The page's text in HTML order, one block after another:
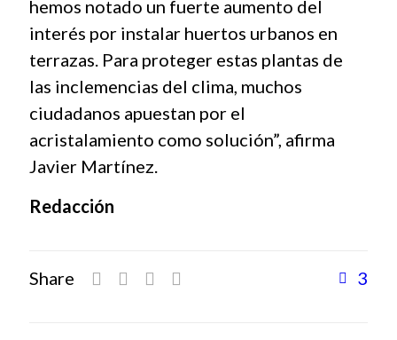
hemos notado un fuerte aumento del
interés por instalar huertos urbanos en
terrazas. Para proteger estas plantas de
las inclemencias del clima, muchos
ciudadanos apuestan por el
acristalamiento como solución”, afirma
Javier Martínez.
Redacción
Share 3